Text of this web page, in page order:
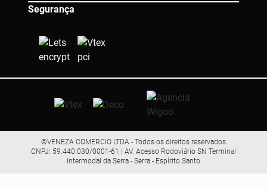
Segurança
©VENEZA COMERCIO LTDA - Todos os direitos reservados
CNPJ: 59.440.030/0001-61 | AV. Acesso Rodoviário SN Terminal
Intermodal da Serra - Serra - Espírito Santo